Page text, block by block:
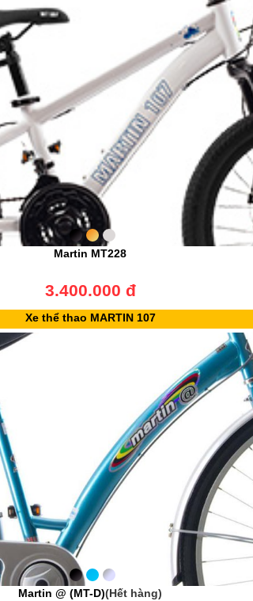
Martin MT228
3.400.000 đ
Xe thể thao MARTIN 107
Martin @ (MT-D)(Hết hàng)